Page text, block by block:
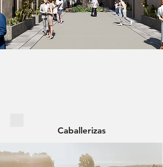
Caballerizas